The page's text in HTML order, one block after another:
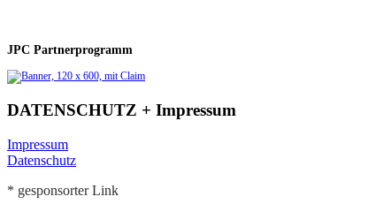
JPC Partnerprogramm
DATENSCHUTZ + Impressum
Impressum
Datenschutz
* gesponsorter Link